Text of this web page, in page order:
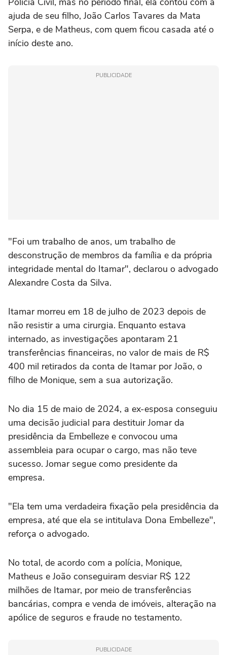
ajuda de seu filho, João Carlos Tavares da Mata
Serpa, e de Matheus, com quem ficou casada até o
início deste ano.
PUBLICIDADE
"Foi um trabalho de anos, um trabalho de
desconstrução de membros da família e da própria
integridade mental do Itamar", declarou o advogado
Alexandre Costa da Silva.
Itamar morreu em 18 de julho de 2023 depois de
não resistir a uma cirurgia. Enquanto estava
internado, as investigações apontaram 21
transferências financeiras, no valor de mais de R$
400 mil retirados da conta de Itamar por João, o
filho de Monique, sem a sua autorização.
No dia 15 de maio de 2024, a ex-esposa conseguiu
uma decisão judicial para destituir Jomar da
presidência da Embelleze e convocou uma
assembleia para ocupar o cargo, mas não teve
sucesso. Jomar segue como presidente da
empresa.
"Ela tem uma verdadeira fixação pela presidência da
empresa, até que ela se intitulava Dona Embelleze",
reforça o advogado.
No total, de acordo com a polícia, Monique,
Matheus e João conseguiram desviar R$ 122
milhões de Itamar, por meio de transferências
bancárias, compra e venda de imóveis, alteração na
apólice de seguros e fraude no testamento.
PUBLICIDADE